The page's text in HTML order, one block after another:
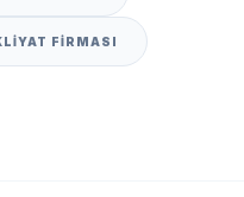
FIRMASI